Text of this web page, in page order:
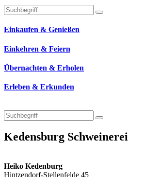
Technisches Feld: Suchfeld
Technisches Feld: Suchbutton
Suche absenden
Einkaufen & Genießen
Einkehren & Feiern
Übernachten & Erholen
Erleben & Erkunden
Kedensburg Schweinerei
Heiko Kedenburg
Hintzendorf-Stellenfelde 45